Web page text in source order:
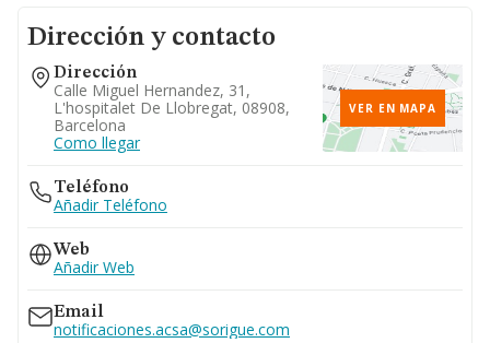
Dirección y contacto
Dirección
Calle Miguel Hernandez, 31,
L'hospitalet De Llobregat, 08908,
Barcelona
Como llegar
VER EN MAPA
Teléfono
Añadir Teléfono
Web
Añadir Web
Email
notificaciones.acsa@sorigue.com